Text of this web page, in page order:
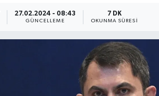
27.02.2024 - 08:43
GÜNCELLEME
7 DK
OKUNMA SÜRESI